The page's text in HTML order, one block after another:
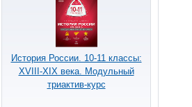
История России. 10-11 классы:
XVIII-XIX века. Модульный
триактив-курс